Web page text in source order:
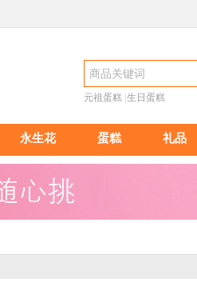
元祖蛋糕 生日蛋糕
永生花 蛋糕 礼品